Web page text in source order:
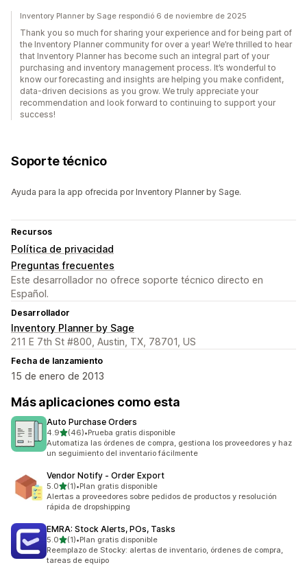
Inventory Planner by Sage respondió 6 de noviembre de 2025
Thank you so much for sharing your experience and for being part of
the Inventory Planner community for over a year! We’re thrilled to hear
that Inventory Planner has become such an integral part of your
purchasing and inventory management process. It’s wonderful to
know our forecasting and insights are helping you make confident,
data-driven decisions as you grow. We truly appreciate your
recommendation and look forward to continuing to support your
success!
Soporte técnico
Ayuda para la app ofrecida por Inventory Planner by Sage.
Recursos
Política de privacidad
Preguntas frecuentes
Este desarrollador no ofrece soporte técnico directo en
Español.
Desarrollador
Inventory Planner by Sage
211 E 7th St #800, Austin, TX, 78701, US
Fecha de lanzamiento
15 de enero de 2013
Más aplicaciones como esta
Auto Purchase Orders
4.9de 5 estrellas
(46)
46 reseñas en total
•Prueba gratis disponible
Automatiza las órdenes de compra, gestiona los proveedores y haz
un seguimiento del inventario fácilmente
Vendor Notify ‑ Order Export
5.0de 5 estrellas
(1)
1 reseñas en total
•Plan gratis disponible
Alertas a proveedores sobre pedidos de productos y resolución
rápida de dropshipping
EMRA: Stock Alerts, POs, Tasks
5.0de 5 estrellas
(1)
1 reseñas en total
•Plan gratis disponible
Reemplazo de Stocky: alertas de inventario, órdenes de compra,
tareas de equipo